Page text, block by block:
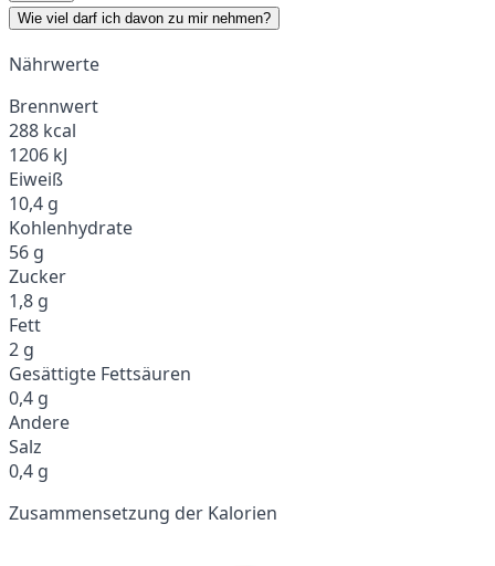
Wie viel darf ich davon zu mir nehmen?
Nährwerte
Brennwert
288 kcal
1206 kJ
Eiweiß
10,4 g
Kohlenhydrate
56 g
Zucker
1,8 g
Fett
2 g
Gesättigte Fettsäuren
0,4 g
Andere
Salz
0,4 g
Zusammensetzung der Kalorien